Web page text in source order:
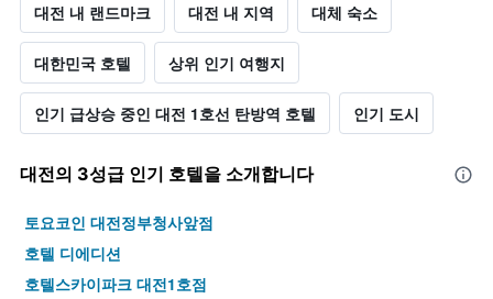
대전 내 랜드마크 대전 내 지역 대체 숙소
대한민국 호텔 상위 인기 여행지
인기 급상승 중인 대전 1호선 탄방역 호텔 인기 도시
대전​의 3​성급 인기 호텔을 소개합니다
토요코인 대전정부청사앞점
호텔 디에디션
호텔스카이파크 대전1호점